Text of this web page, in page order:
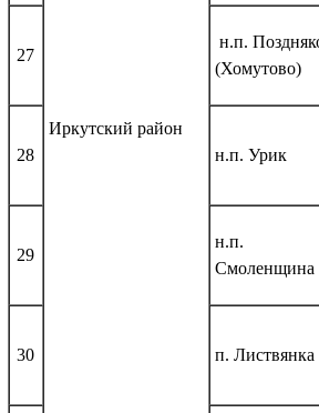
Иркутский район
27
н.п.
(Хомутово)
28 н.п. Урик
29
н.п.
Смоленщина
30 п. Листвянка